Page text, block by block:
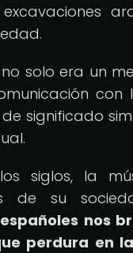
solo era un
con
significado
siglos, la
de su
nos
perdura en